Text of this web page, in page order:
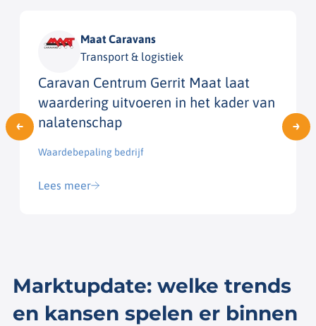
Maat Caravans
Transport & logistiek
Caravan Centrum Gerrit Maat laat
waardering uitvoeren in het kader van
nalatenschap
Waardebepaling bedrijf​
Lees meer
Marktupdate: welke trends
en kansen spelen er binnen